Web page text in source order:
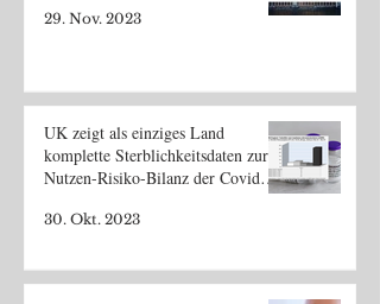
29. Nov. 2023
UK zeigt als einziges Land
komplette Sterblichkeitsdaten zur
Nutzen-Risiko-Bilanz der Covid
30. Okt. 2023